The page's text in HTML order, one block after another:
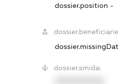
dossier.position -
dossier.smida: